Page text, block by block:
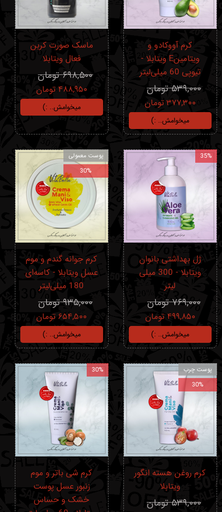
کرم آووکادو و
ویتامینE ویتابلا -
تیوپی 60 میلی‌لیتر
۵۳۹,۰۰۰ تومان
۳۷۷,۳۰۰ تومان
میخوامش.. :)
ماسک صورت کربن
فعال ویتابلا
۶۹۸,۵۰۰ تومان
۴۸۸,۹۵۰ تومان
میخوامش.. :)
ژل بهداشتی بانوان
ویتابلا - 300 میلی
لیتر
۷۶۹,۰۰۰ تومان
۴۹۹,۸۵۰ تومان
میخوامش.. :)
35%
کرم جوانه گندم و موم
عسل ویتابلا - کاسه‌ای
180 میلی‌لیتر
۹۳۵,۰۰۰ تومان
۶۵۴,۵۰۰ تومان
میخوامش.. :)
پوست معمولی
30%
کرم روغن هسته انگور
ویتابلا
۵۳۹,۰۰۰ تومان
پوست چرب
30%
کرم شی باتر و موم
زنبور عسل پوست
خشک و حساس
30%